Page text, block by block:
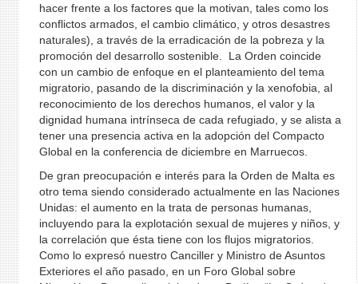
hacer frente a los factores que la motivan, tales como los
conflictos armados, el cambio climático, y otros desastres
naturales), a través de la erradicación de la pobreza y la
promoción del desarrollo sostenible. La Orden coincide
con un cambio de enfoque en el planteamiento del tema
migratorio, pasando de la discriminación y la xenofobia, al
reconocimiento de los derechos humanos, el valor y la
dignidad humana intrínseca de cada refugiado, y se alista a
tener una presencia activa en la adopción del Compacto
Global en la conferencia de diciembre en Marruecos.
De gran preocupación e interés para la Orden de Malta es
otro tema siendo considerado actualmente en las Naciones
Unidas: el aumento en la trata de personas humanas,
incluyendo para la explotación sexual de mujeres y niños, y
la correlación que ésta tiene con los flujos migratorios.
Como lo expresó nuestro Canciller y Ministro de Asuntos
Exteriores el año pasado, en un Foro Global sobre